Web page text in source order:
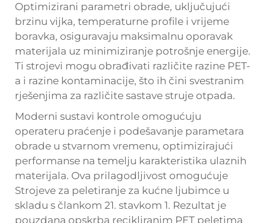
Optimizirani parametri obrade, uključujući
brzinu vijka, temperaturne profile i vrijeme
boravka, osiguravaju maksimalnu oporavak
materijala uz minimiziranje potrošnje energije.
Ti strojevi mogu obrađivati različite razine PET-
a i razine kontaminacije, što ih čini svestranim
rješenjima za različite sastave struje otpada.
Moderni sustavi kontrole omogućuju
operateru praćenje i podešavanje parametara
obrade u stvarnom vremenu, optimizirajući
performanse na temelju karakteristika ulaznih
materijala. Ova prilagodljivost omogućuje
Strojeve za peletiranje za kućne ljubimce u
skladu s člankom 21. stavkom 1. Rezultat je
pouzdana opskrba recikliranim PET peletima